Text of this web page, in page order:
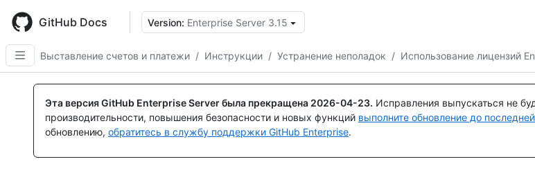
main
content
GitHub Docs Version: Enterprise Server 3.15
Выставление счетов и платежи / Инструкции / Устранение неполадок / Использование лицензий
Эта версия GitHub Enterprise Server была прекращена 2026-04-23. Исправления выпускаться не
производительности, повышения безопасности и новых функций выполните обновление до
обновлению, обратитесь в службу поддержки GitHub Enterprise.